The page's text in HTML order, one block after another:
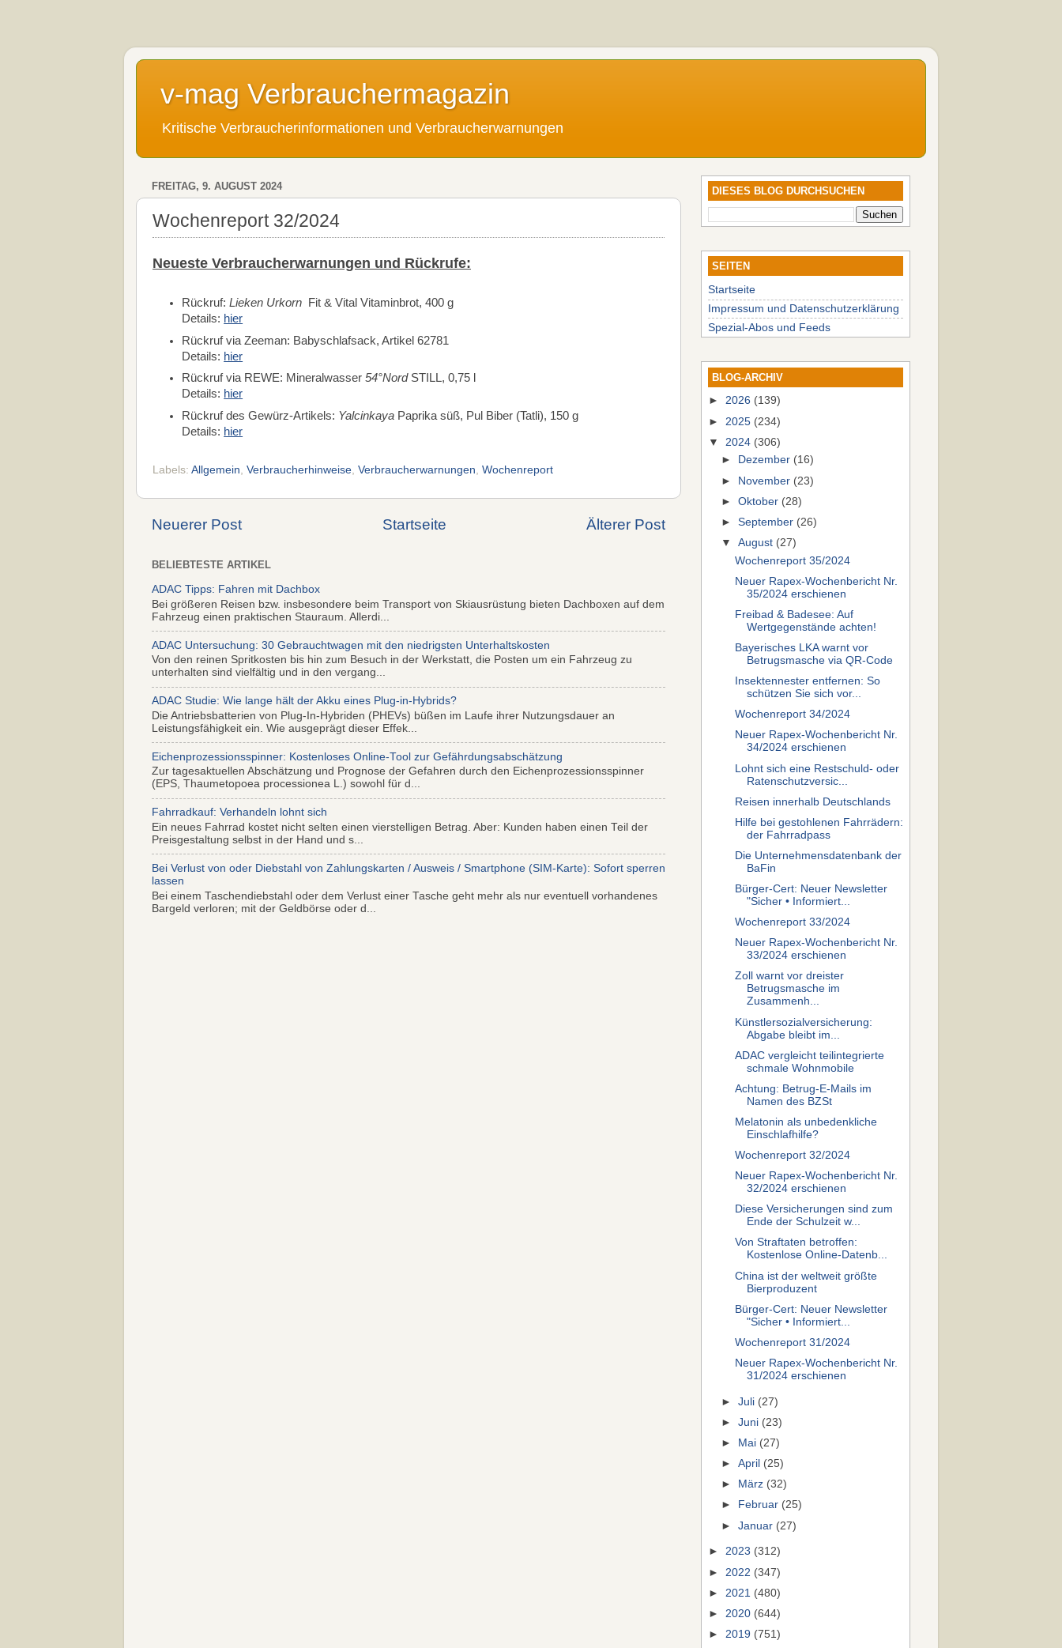
v-mag Verbrauchermagazin
Kritische Verbraucherinformationen und Verbraucherwarnungen
FREITAG, 9. AUGUST 2024
Wochenreport 32/2024
Neueste Verbraucherwarnungen und Rückrufe:
Rückruf:Lieken Urkorn Fit & Vital Vitaminbrot, 400 g
Details: hier
Rückruf via Zeeman: Babyschlafsack, Artikel 62781
Details: hier
Rückruf via REWE: Mineralwasser54°NordSTILL, 0,75 l
Details: hier
Rückruf des Gewürz-Artikels: Yalcinkaya Paprika süß, Pul Biber (Tatli), 150 g
Details: hier
Labels: Allgemein, Verbraucherhinweise, Verbraucherwarnungen, Wochenreport
Neuerer Post Älterer Post
Startseite
BELIEBTESTE ARTIKEL
ADAC Tipps: Fahren mit Dachbox
Bei größeren Reisen bzw. insbesondere beim Transport von Skiausrüstung bieten Dachboxen auf dem
Fahrzeug einen praktischen Stauraum. Allerdi...
ADAC Untersuchung: 30 Gebrauchtwagen mit den niedrigsten Unterhaltskosten
Von den reinen Spritkosten bis hin zum Besuch in der Werkstatt, die Posten um ein Fahrzeug zu
unterhalten sind vielfältig und in den vergang...
ADAC Studie: Wie lange hält der Akku eines Plug-in-Hybrids?
Die Antriebsbatterien von Plug-In-Hybriden (PHEVs) büßen im Laufe ihrer Nutzungsdauer an
Leistungsfähigkeit ein. Wie ausgeprägt dieser Effek...
Eichenprozessionsspinner: Kostenloses Online-Tool zur Gefährdungsabschätzung
Zur tagesaktuellen Abschätzung und Prognose der Gefahren durch den Eichenprozessionsspinner
(EPS, Thaumetopoea processionea L.) sowohl für d...
Fahrradkauf: Verhandeln lohnt sich
Ein neues Fahrrad kostet nicht selten einen vierstelligen Betrag. Aber: Kunden haben einen Teil der
Preisgestaltung selbst in der Hand und s...
Bei Verlust von oder Diebstahl von Zahlungskarten / Ausweis / Smartphone (SIM-Karte): Sofort sperren
lassen
Bei einem Taschendiebstahl oder dem Verlust einer Tasche geht mehr als nur eventuell vorhandenes
Bargeld verloren; mit der Geldbörse oder d...
DIESES BLOG DURCHSUCHEN
SEITEN
Startseite
Impressum und Datenschutzerklärung
Spezial-Abos und Feeds
BLOG-ARCHIV
► 2026 (139)
► 2025 (234)
▼ 2024 (306)
►
Dezember (16)
► November (23)
►Oktober (28)
►September (26)
▼August (27)
Wochenreport 35/2024
Neuer Rapex-Wochenbericht Nr.
35/2024 erschienen
Freibad & Badesee: Auf
Wertgegenstände achten!
Bayerisches LKA warnt vor
Betrugsmasche via QR-Code
Insektennester entfernen: So
schützen Sie sich vor...
Wochenreport 34/2024
Neuer Rapex-Wochenbericht Nr.
34/2024 erschienen
Lohnt sich eine Restschuld- oder
Ratenschutzversic...
Reisen innerhalb Deutschlands
Hilfe bei gestohlenen Fahrrädern:
der Fahrradpass
Die Unternehmensdatenbank der
BaFin
Bürger-Cert: Neuer Newsletter
"Sicher • Informiert...
Wochenreport 33/2024
Neuer Rapex-Wochenbericht Nr.
33/2024 erschienen
Zoll warnt vor dreister
Betrugsmasche im
Zusammenh...
Künst­ler­so­zial­ver­siche­rung:
Abgabe bleibt im...
ADAC vergleicht teilintegrierte
schmale Wohnmobile
Achtung: Betrug-E-Mails im
Namen des BZSt
Melatonin als unbedenkliche
Einschlafhilfe?
Wochenreport 32/2024
Neuer Rapex-Wochenbericht Nr.
32/2024 erschienen
Diese Versicherungen sind zum
Ende der Schulzeit w...
Von Straftaten betroffen:
Kostenlose Online-Datenb...
China ist der weltweit größte
Bierproduzent
Bürger-Cert: Neuer Newsletter
"Sicher • Informiert...
Wochenreport 31/2024
Neuer Rapex-Wochenbericht Nr.
31/2024 erschienen
►Juli (27)
►Juni (23)
►
Mai (27)
►April (25)
►
März (32)
►
Februar (25)
►Januar (27)
► 2023 (312)
► 2022 (347)
► 2021 (480)
► 2020 (644)
► 2019 (751)